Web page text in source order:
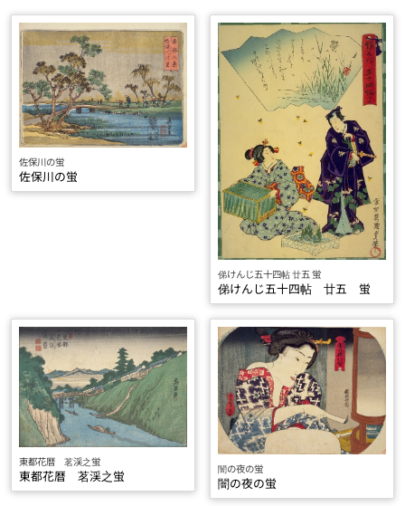
佐保川の蛍
佐保川の蛍
俤けんじ五十四帖 廿五 蛍
俤けんじ五十四帖 廿五 蛍
東都花暦 茗渓之蛍
東都花暦 茗渓之蛍 闇の夜の蛍
闇の夜の蛍